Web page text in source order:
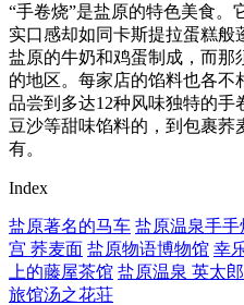
“手卷烧”是盐原的特色美食。
实口感却如同卡斯提拉蛋糕般
盐原的牛奶和鸡蛋制成，而那
的地区。每家店的馅料也各不
品尝到多达12种风味独特的
豆沙等甜味馅料的，到包裹荞
有。
Index
盐原著名的马车 盐原温泉手手
宫 荞麦面 盐原物语博物馆 幸
上的藤屋茶馆 盐原温泉 英太郎
旅馆汤之花荘